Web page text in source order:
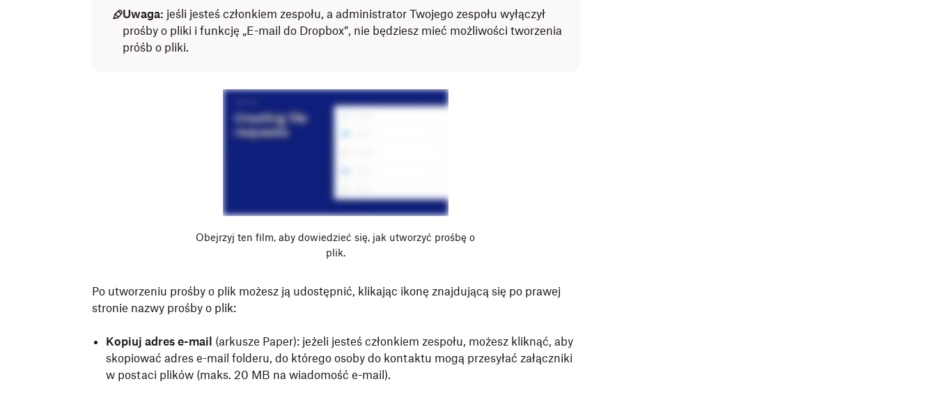
Uwaga: jeśli jesteś członkiem zespołu, a administrator Twojego zespołu wyłączył
prośby o pliki i funkcję „E-mail do Dropbox”, nie będziesz mieć możliwości tworzenia
próśb o pliki.
Obejrzyj ten film, aby dowiedzieć się, jak utworzyć prośbę o
plik.
Po utworzeniu prośby o plik możesz ją udostępnić, klikając ikonę znajdującą się po prawej
stronie nazwy prośby o plik:
Kopiuj adres e-mail (arkusze Paper): jeżeli jesteś członkiem zespołu, możesz kliknąć, aby
skopiować adres e-mail folderu, do którego osoby do kontaktu mogą przesyłać załączniki
w postaci plików (maks. 20 MB na wiadomość e-mail).